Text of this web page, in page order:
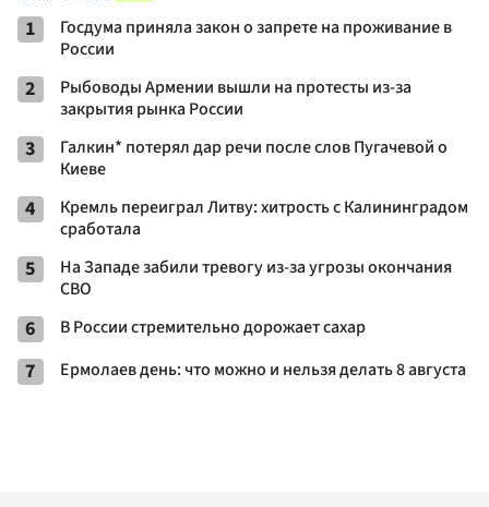
1
Госдума приняла закон о запрете на проживание в
России
2
Рыбоводы Армении вышли на протесты из-за
закрытия рынка России
3
Галкин* потерял дар речи после слов Пугачевой о
Киеве
4
Кремль переиграл Литву: хитрость с Калининградом
сработала
5
На Западе забили тревогу из-за угрозы окончания
СВО
6 В России стремительно дорожает сахар
7 Ермолаев день: что можно и нельзя делать 8 августа